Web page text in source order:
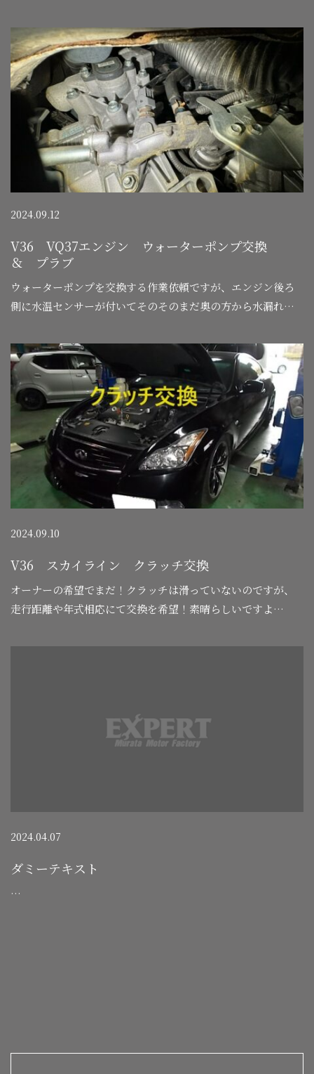
2024.09.12
V36 VQ37エンジン ウォーターポンプ交換
＆ プラブ
ウォーターポンプを交換する作業依頼ですが、エンジン後ろ
側に水温センサーが付いてそのそのまだ奥の方から水漏れの
2024.09.10
V36 スカイライン クラッチ交換
オーナーの希望でまだ！クラッチは滑っていないのですが、
走行距離や年式相応にて交換を希望！素晴らしいですよ
2024.04.07
ダミーテキスト
…